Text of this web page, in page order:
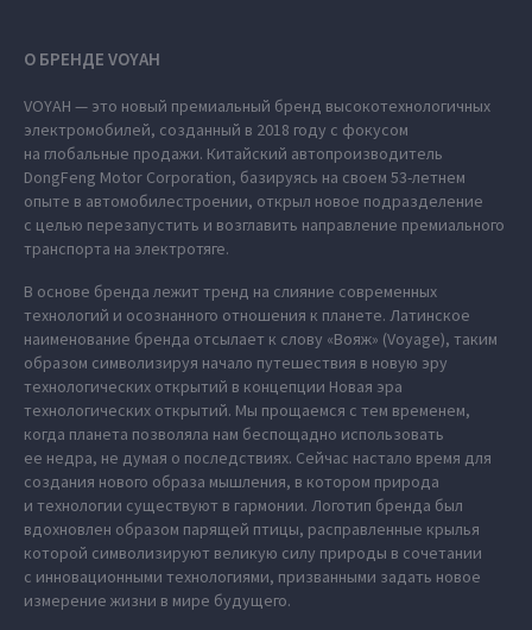
О БРЕНДЕ VOYAH
VOYAH — это новый премиальный бренд высокотехнологичных
электромобилей, созданный в 2018 году с фокусом
на глобальные продажи. Китайский автопроизводитель
DongFeng Motor Corporation, базируясь на своем 53-летнем
опыте в автомобилестроении, открыл новое подразделение
с целью перезапустить и возглавить направление премиального
транспорта на электротяге.
В основе бренда лежит тренд на слияние современных
технологий и осознанного отношения к планете. Латинское
наименование бренда отсылает к слову «Вояж» (Voyage), таким
образом символизируя начало путешествия в новую эру
технологических открытий в концепции Новая эра
технологических открытий. Мы прощаемся с тем временем,
когда планета позволяла нам беспощадно использовать
ее недра, не думая о последствиях. Сейчас настало время для
создания нового образа мышления, в котором природа
и технологии существуют в гармонии. Логотип бренда был
вдохновлен образом парящей птицы, расправленные крылья
которой символизируют великую силу природы в сочетании
с инновационными технологиями, призванными задать новое
измерение жизни в мире будущего.